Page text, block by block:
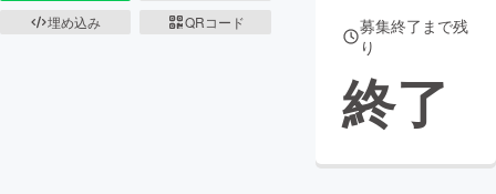
埋め込み
QRコード
募集終了まで残
り
終了